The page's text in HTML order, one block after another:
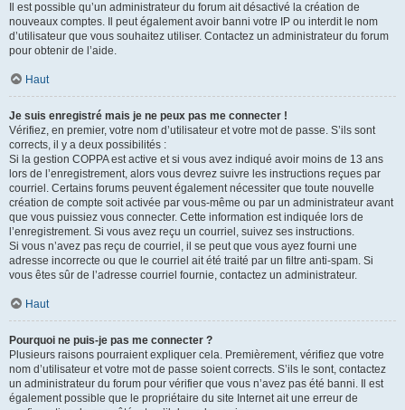
Il est possible qu’un administrateur du forum ait désactivé la création de
nouveaux comptes. Il peut également avoir banni votre IP ou interdit le nom
d’utilisateur que vous souhaitez utiliser. Contactez un administrateur du forum
pour obtenir de l’aide.
Haut
Je suis enregistré mais je ne peux pas me connecter !
Vérifiez, en premier, votre nom d’utilisateur et votre mot de passe. S’ils sont
corrects, il y a deux possibilités :
Si la gestion COPPA est active et si vous avez indiqué avoir moins de 13 ans
lors de l’enregistrement, alors vous devrez suivre les instructions reçues par
courriel. Certains forums peuvent également nécessiter que toute nouvelle
création de compte soit activée par vous-même ou par un administrateur avant
que vous puissiez vous connecter. Cette information est indiquée lors de
l’enregistrement. Si vous avez reçu un courriel, suivez ses instructions.
Si vous n’avez pas reçu de courriel, il se peut que vous ayez fourni une
adresse incorrecte ou que le courriel ait été traité par un filtre anti-spam. Si
vous êtes sûr de l’adresse courriel fournie, contactez un administrateur.
Haut
Pourquoi ne puis-je pas me connecter ?
Plusieurs raisons pourraient expliquer cela. Premièrement, vérifiez que votre
nom d’utilisateur et votre mot de passe soient corrects. S’ils le sont, contactez
un administrateur du forum pour vérifier que vous n’avez pas été banni. Il est
également possible que le propriétaire du site Internet ait une erreur de